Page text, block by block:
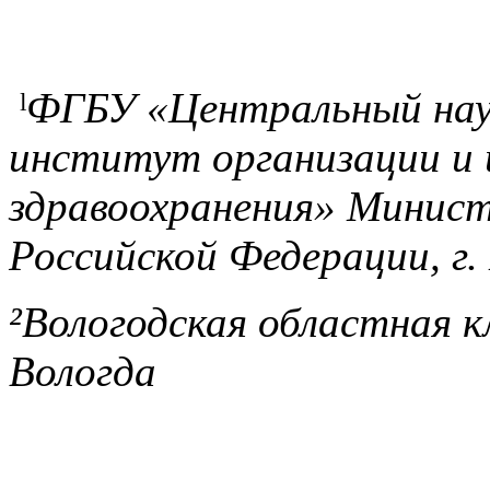
ˡФГБУ «Центральный
институт организации
здравоохранения»
Российской Федерации,
²Вологодская областная
Вологда